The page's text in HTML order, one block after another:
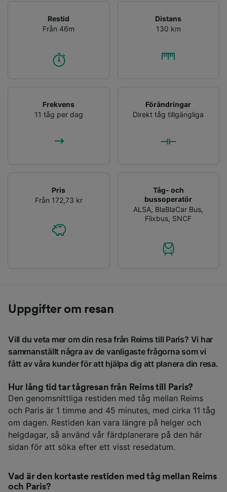
Restid
Från 46m
Distans
130 km
Frekvens
11 tåg per dag
Förändringar
Direkt tåg tillgängliga
Pris
Från 172,73 kr
Tåg- och
bussoperatör
ALSA, BlaBlaCar Bus,
Flixbus, SNCF
Uppgifter om resan
Vill du veta mer om din resa från Reims till Paris? Vi har
sammanställt några av de vanligaste frågorna som vi
fått av våra kunder för att hjälpa dig att planera din resa.
Hur lång tid tar tågresan från Reims till Paris?
Den genomsnittliga restiden med tåg mellan Reims
och Paris är 1 timme and 45 minutes, med cirka 11 tåg
om dagen. Restiden kan vara längre på helger och
helgdagar, så använd vår färdplanerare på den här
sidan för att söka efter ett visst resedatum.
Vad är den kortaste restiden med tåg mellan Reims
och Paris?